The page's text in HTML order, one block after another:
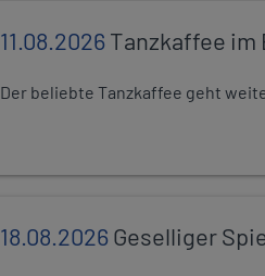
11.08.2026Tanzkaffee im
Der beliebte Tanzkaffee geht
18.08.2026Geselliger